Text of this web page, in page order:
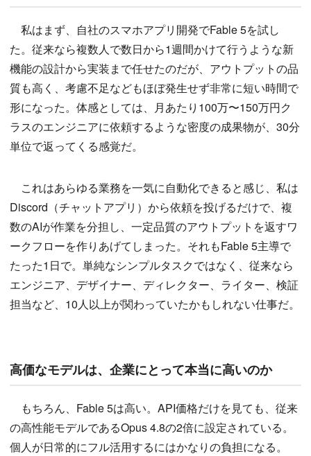
私はまず、自社のスマホアプリ開発でFable 5を試し
た。従来なら複数人で数日から1週間かけて行うような新
機能の設計から実装まで任せたのだが、アウトプットの品
質も高く、考慮不足などもほぼ発生せず非常に短い時間で
形になった。体感としては、月あたり100万〜150万円ク
ラスのエンジニアに依頼するような密度の成果物が、30分
単位で返ってくる感覚だ。
これはあらゆる業務を一気に自動化できると感じ、私は
Discord（チャットアプリ）から依頼を投げるだけで、複
数のAIが作業を分担し、一定品質のアウトプットを返すワ
ークフローを作りあげてしまった。それもFable 5主導で
たった1日で。単純なシンプルタスクではなく、従来なら
エンジニア、デザイナー、ディレクター、ライター、検証
担当など、10人以上が関わっていたかもしれない仕事だ。
高価なモデルは、企業にとって本当に高いのか
もちろん、Fable 5は高い。API価格だけを見ても、従来
の高性能モデルであるOpus 4.8の2倍に設定されている。
個人が日常的にフル活用するにはかなりの負担になる。